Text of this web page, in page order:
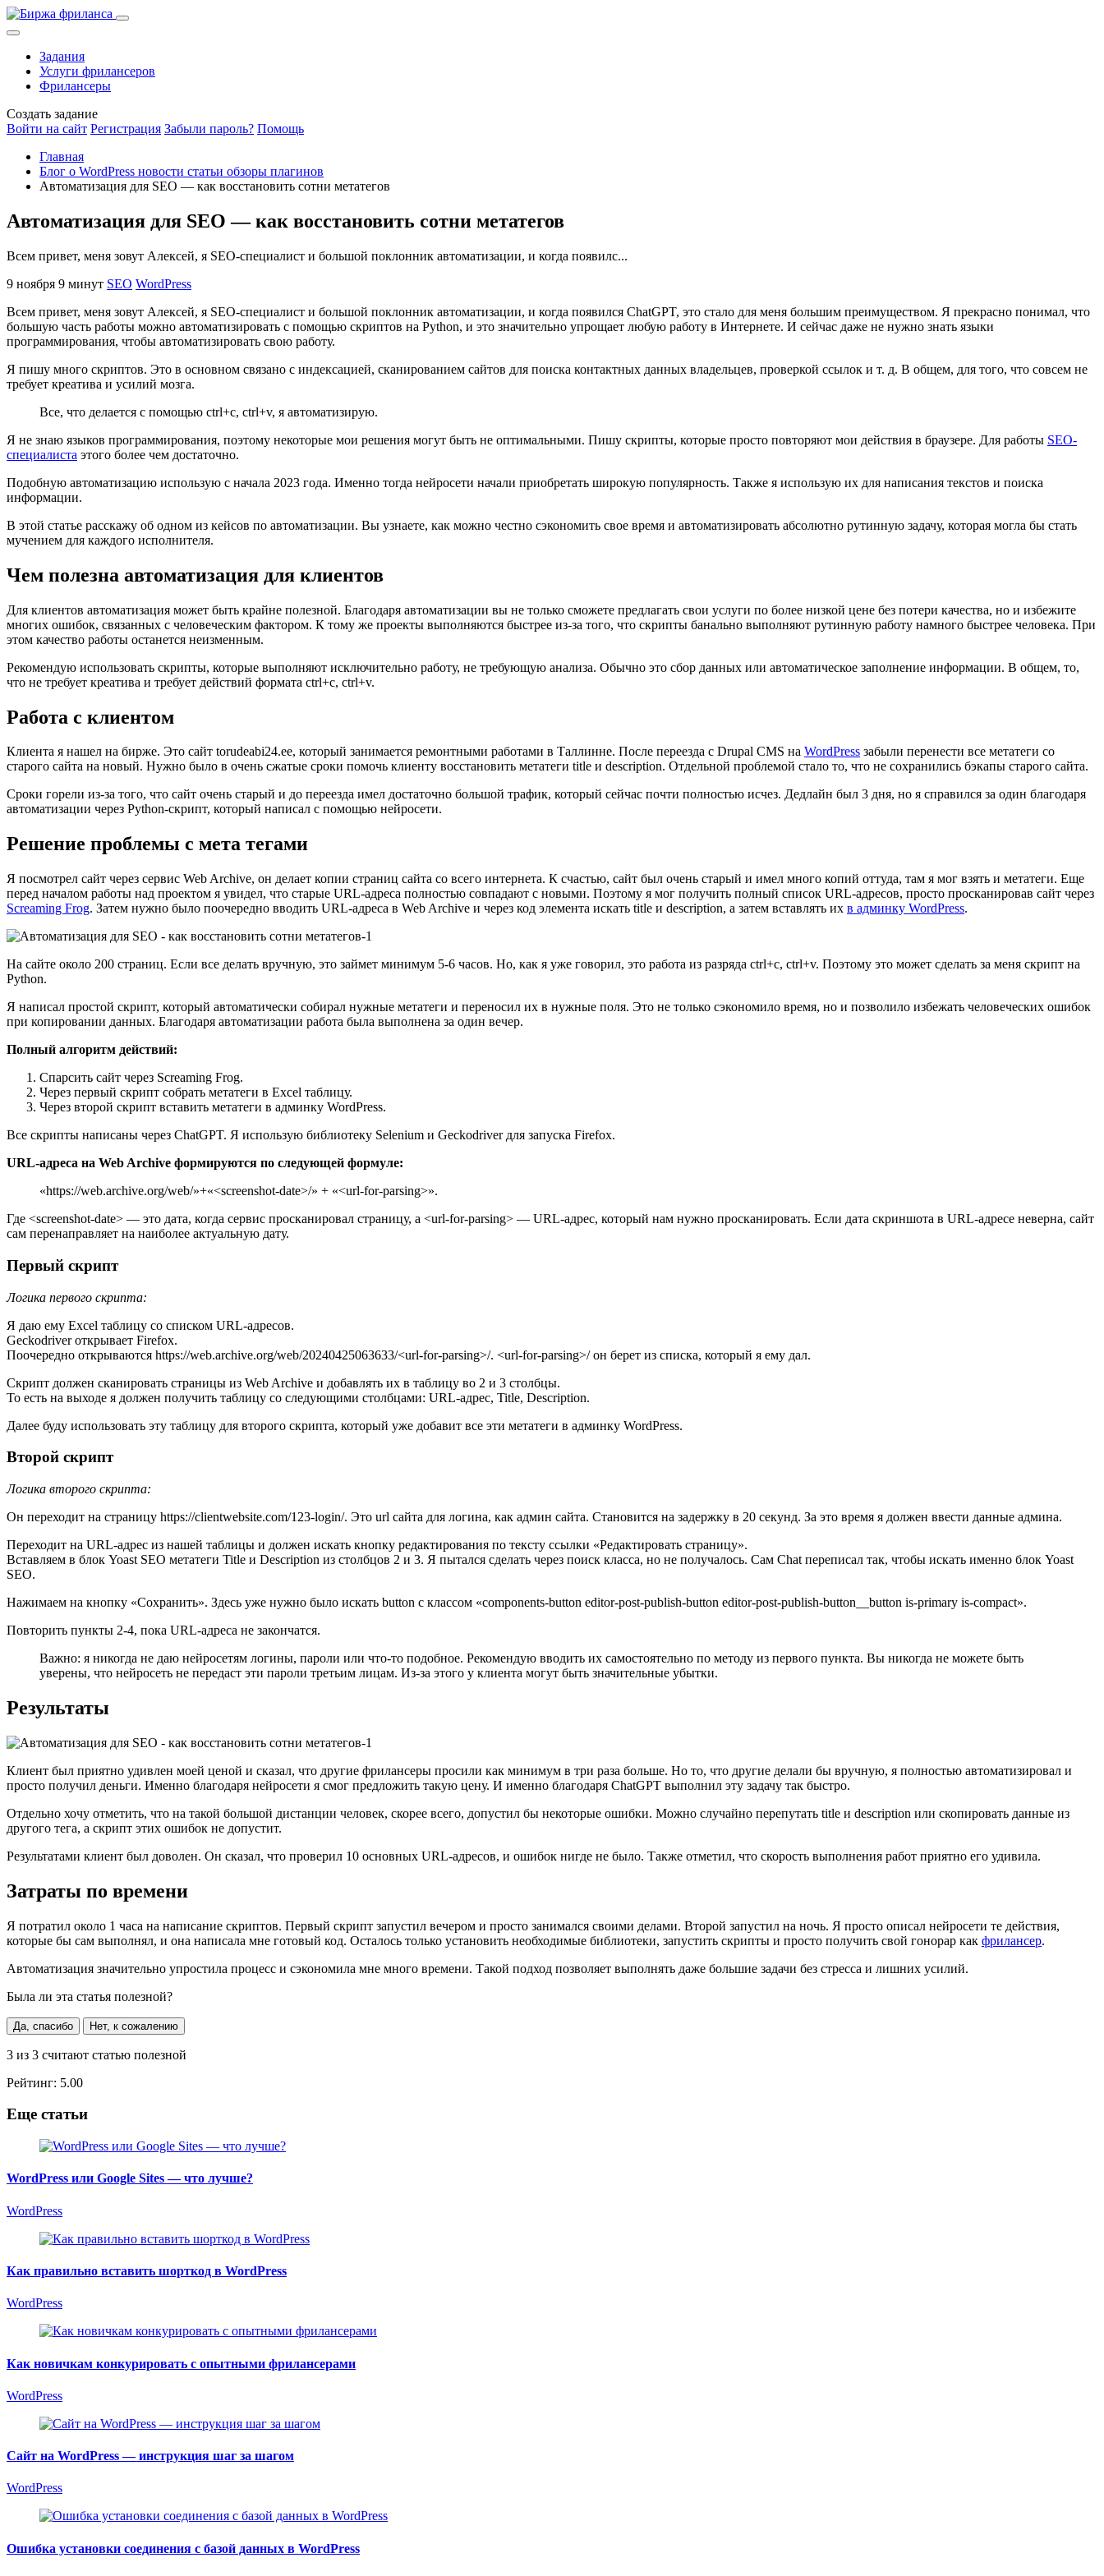
Задания
Услуги фрилансеров
Фрилансеры
Создать задание
Войти на сайт Регистрация Забыли пароль? Помощь
Главная
Блог о WordPress новости статьи обзоры плагинов
Автоматизация для SEO — как восстановить сотни метатегов
Автоматизация для SEO — как восстановить сотни метатегов
Всем привет, меня зовут Алексей, я SEO-специалист и большой поклонник автоматизации, и когда появилс...
9 ноября 9 минут SEO WordPress
Всем привет, меня зовут Алексей, я SEO-специалист и большой поклонник автоматизации, и когда появился ChatGPT, это стало для меня большим преимуществом. Я прекрасно понимал, что
большую часть работы можно автоматизировать с помощью скриптов на Python, и это значительно упрощает любую работу в Интернете. И сейчас даже не нужно знать языки
программирования, чтобы автоматизировать свою работу.
Я пишу много скриптов. Это в основном связано с индексацией, сканированием сайтов для поиска контактных данных владельцев, проверкой ссылок и т. д. В общем, для того, что совсем не
требует креатива и усилий мозга.
Все, что делается с помощью ctrl+c, ctrl+v, я автоматизирую.
Я не знаю языков программирования, поэтому некоторые мои решения могут быть не оптимальными. Пишу скрипты, которые просто повторяют мои действия в браузере. Для работы SEO-
специалиста этого более чем достаточно.
Подобную автоматизацию использую с начала 2023 года. Именно тогда нейросети начали приобретать широкую популярность. Также я использую их для написания текстов и поиска
информации.
В этой статье расскажу об одном из кейсов по автоматизации. Вы узнаете, как можно честно сэкономить свое время и автоматизировать абсолютно рутинную задачу, которая могла бы стать
мучением для каждого исполнителя.
Чем полезна автоматизация для клиентов
Для клиентов автоматизация может быть крайне полезной. Благодаря автоматизации вы не только сможете предлагать свои услуги по более низкой цене без потери качества, но и избежите
многих ошибок, связанных с человеческим фактором. К тому же проекты выполняются быстрее из-за того, что скрипты банально выполняют рутинную работу намного быстрее человека. При
этом качество работы останется неизменным.
Рекомендую использовать скрипты, которые выполняют исключительно работу, не требующую анализа. Обычно это сбор данных или автоматическое заполнение информации. В общем, то,
что не требует креатива и требует действий формата ctrl+c, ctrl+v.
Работа с клиентом
Клиента я нашел на бирже. Это сайт torudeabi24.ee, который занимается ремонтными работами в Таллинне. После переезда с Drupal CMS на WordPress забыли перенести все метатеги со
старого сайта на новый. Нужно было в очень сжатые сроки помочь клиенту восстановить метатеги title и description. Отдельной проблемой стало то, что не сохранились бэкапы старого сайта.
Сроки горели из-за того, что сайт очень старый и до переезда имел достаточно большой трафик, который сейчас почти полностью исчез. Дедлайн был 3 дня, но я справился за один благодаря
автоматизации через Python-скрипт, который написал с помощью нейросети.
Решение проблемы с мета тегами
Я посмотрел сайт через сервис Web Archive, он делает копии страниц сайта со всего интернета. К счастью, сайт был очень старый и имел много копий оттуда, там я мог взять и метатеги. Еще
перед началом работы над проектом я увидел, что старые URL-адреса полностью совпадают с новыми. Поэтому я мог получить полный список URL-адресов, просто просканировав сайт через
Screaming Frog. Затем нужно было поочередно вводить URL-адреса в Web Archive и через код элемента искать title и description, а затем вставлять их в админку WordPress.
На сайте около 200 страниц. Если все делать вручную, это займет минимум 5-6 часов. Но, как я уже говорил, это работа из разряда ctrl+c, ctrl+v. Поэтому это может сделать за меня скрипт на
Python.
Я написал простой скрипт, который автоматически собирал нужные метатеги и переносил их в нужные поля. Это не только сэкономило время, но и позволило избежать человеческих ошибок
при копировании данных. Благодаря автоматизации работа была выполнена за один вечер.
Полный алгоритм действий:
Спарсить сайт через Screaming Frog.
Через первый скрипт собрать метатеги в Excel таблицу.
Через второй скрипт вставить метатеги в админку WordPress.
Все скрипты написаны через ChatGPT. Я использую библиотеку Selenium и Geckodriver для запуска Firefox.
URL-адреса на Web Archive формируются по следующей формуле:
«https://web.archive.org/web/»+«<screenshot-date>/» + «<url-for-parsing>».
Где <screenshot-date> — это дата, когда сервис просканировал страницу, а <url-for-parsing> — URL-адрес, который нам нужно просканировать. Если дата скриншота в URL-адресе неверна, сайт
сам перенаправляет на наиболее актуальную дату.
Первый скрипт
Логика первого скрипта:
Я даю ему Excel таблицу со списком URL-адресов.
Geckodriver открывает Firefox.
Поочередно открываются https://web.archive.org/web/20240425063633/<url-for-parsing>/. <url-for-parsing>/ он берет из списка, который я ему дал.
Скрипт должен сканировать страницы из Web Archive и добавлять их в таблицу во 2 и 3 столбцы.
То есть на выходе я должен получить таблицу со следующими столбцами: URL-адрес, Title, Description.
Далее буду использовать эту таблицу для второго скрипта, который уже добавит все эти метатеги в админку WordPress.
Второй скрипт
Логика второго скрипта:
Он переходит на страницу https://clientwebsite.com/123-login/. Это url сайта для логина, как админ сайта. Становится на задержку в 20 секунд. За это время я должен ввести данные админа.
Переходит на URL-адрес из нашей таблицы и должен искать кнопку редактирования по тексту ссылки «Редактировать страницу».
Вставляем в блок Yoast SEO метатеги Title и Description из столбцов 2 и 3. Я пытался сделать через поиск класса, но не получалось. Сам Chat переписал так, чтобы искать именно блок Yoast
SEO.
Нажимаем на кнопку «Сохранить». Здесь уже нужно было искать button с классом «components-button editor-post-publish-button editor-post-publish-button__button is-primary is-compact».
Повторить пункты 2-4, пока URL-адреса не закончатся.
Важно: я никогда не даю нейросетям логины, пароли или что-то подобное. Рекомендую вводить их самостоятельно по методу из первого пункта. Вы никогда не можете быть
уверены, что нейросеть не передаст эти пароли третьим лицам. Из-за этого у клиента могут быть значительные убытки.
Результаты
Клиент был приятно удивлен моей ценой и сказал, что другие фрилансеры просили как минимум в три раза больше. Но то, что другие делали бы вручную, я полностью автоматизировал и
просто получил деньги. Именно благодаря нейросети я смог предложить такую цену. И именно благодаря ChatGPT выполнил эту задачу так быстро.
Отдельно хочу отметить, что на такой большой дистанции человек, скорее всего, допустил бы некоторые ошибки. Можно случайно перепутать title и description или скопировать данные из
другого тега, а скрипт этих ошибок не допустит.
Результатами клиент был доволен. Он сказал, что проверил 10 основных URL-адресов, и ошибок нигде не было. Также отметил, что скорость выполнения работ приятно его удивила.
Затраты по времени
Я потратил около 1 часа на написание скриптов. Первый скрипт запустил вечером и просто занимался своими делами. Второй запустил на ночь. Я просто описал нейросети те действия,
которые бы сам выполнял, и она написала мне готовый код. Осталось только установить необходимые библиотеки, запустить скрипты и просто получить свой гонорар как фрилансер.
Автоматизация значительно упростила процесс и сэкономила мне много времени. Такой подход позволяет выполнять даже большие задачи без стресса и лишних усилий.
Была ли эта статья полезной?
Да, спасибо Нет, к сожалению
3 из 3 считают статью полезной
Рейтинг: 5.00
Еще статьи
WordPress или Google Sites — что лучше?
WordPress
Как правильно вставить шорткод в WordPress
WordPress
Как новичкам конкурировать с опытными фрилансерами
WordPress
Сайт на WordPress — инструкция шаг за шагом
WordPress
Ошибка установки соединения с базой данных в WordPress